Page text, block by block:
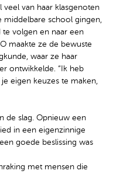
veel van haar klasgenoten
middelbare school gingen,
volgen en naar een
maakte ze de bewuste
waar ze haar
ontwikkelde. “Ik heb
eigen keuzes te maken,
de slag. Opnieuw een
in een eigenzinnige
goede beslissing was
met mensen die